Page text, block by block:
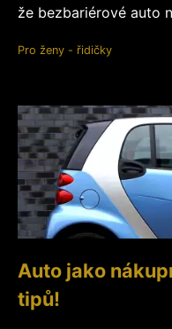
že bezbariérové auto
Pro ženy - řidičky
Auto jako
tipů!